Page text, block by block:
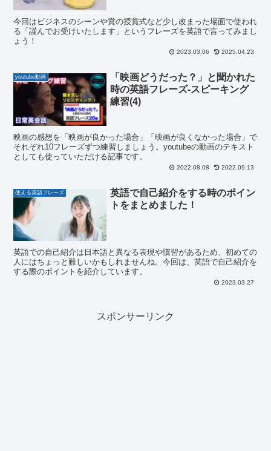
今回はビジネスのシーンや賞の授賞式など少し改まった場面で使われ
る「謹んでお受けいたします」というフレーズを英語で言ってみまし
ょう！
2023.03.06 2025.04.23
youtube動画
「映画どうだった？」と聞かれた
時の英語フレーズ-スピーキング
練習(4)
映画の感想を「映画が良かった場合」「映画が良くなかった場合」で
それぞれ10フレーズずつ練習しましょう。youtubeの動画のテキスト
としても使っていただける記事です。
2022.08.08 2022.09.13
使える英語フレーズ
英語で自己紹介をする時のポイン
トをまとめました！
英語での自己紹介は日本語と異なる表現や慣習があるため、初めての
人にはちょっと難しいかもしれませんね。今回は、英語で自己紹介を
する際のポイントを紹介しています。
2023.03.27
スポンサーリンク